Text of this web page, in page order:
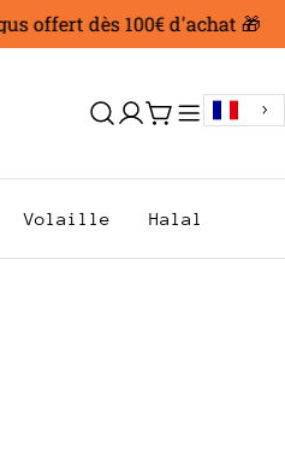
offert dès 100€ d'achat 🎁
Se
Chariot
Volaille Halal